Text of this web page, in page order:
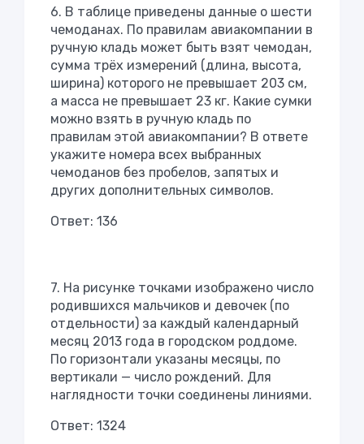
6. В таблице приведены данные о шести
чемоданах. По правилам авиакомпании в
ручную кладь может быть взят чемодан,
сумма трёх измерений (длина, высота,
ширина) которого не превышает 203 см,
а масса не превышает 23 кг. Какие сумки
можно взять в ручную кладь по
правилам этой авиакомпании? В ответе
укажите номера всех выбранных
чемоданов без пробелов, запятых и
других дополнительных символов.
Ответ: 136
7. На рисунке точками изображено число
родившихся мальчиков и девочек (по
отдельности) за каждый календарный
месяц 2013 года в городском роддоме.
По горизонтали указаны месяцы, по
вертикали — число рождений. Для
наглядности точки соединены линиями.
Ответ: 1324